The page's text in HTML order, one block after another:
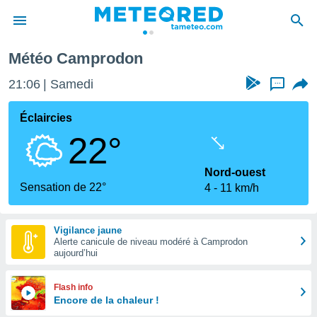
de
Météo Camprodon
21:06 Samedi ...
Éclaircies
22°
Sensation de 22°
Nord-ouest
4
11 km/h
Vigilance jaune
Alerte canicule de niveau modéré à Camprodon
aujourd’hui
Flash info
Encore de la chaleur !